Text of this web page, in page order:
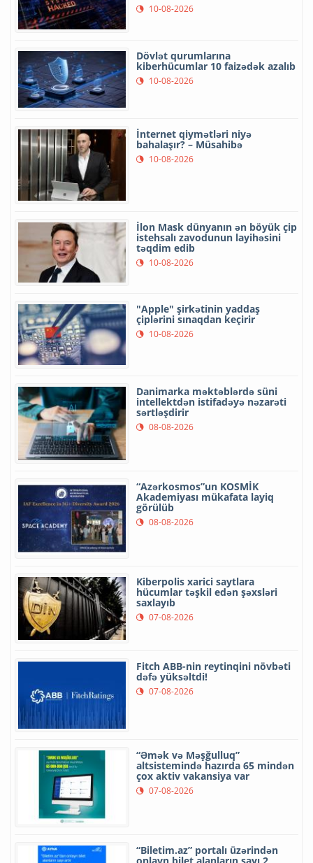
10-08-2026
Dövlət qurumlarına
kiberhücumlar 10 faizədək azalıb
10-08-2026
İnternet qiymətləri niyə
bahalaşır? – Müsahibə
10-08-2026
İlon Mask dünyanın ən böyük çip
istehsalı zavodunun layihəsini
təqdim edib
10-08-2026
"Apple" şirkətinin yaddaş
çiplərini sınaqdan keçirir
10-08-2026
Danimarka məktəblərdə süni
intellektdən istifadəyə nəzarəti
sərtləşdirir
08-08-2026
“Azərkosmos”un KOSMİK
Akademiyası mükafata layiq
görülüb
08-08-2026
Kiberpolis xarici saytlara
hücumlar təşkil edən şəxsləri
saxlayıb
07-08-2026
Fitch ABB-nin reytinqini növbəti
dəfə yüksəltdi!
07-08-2026
“Əmək və Məşğulluq”
altsistemində hazırda 65 mindən
çox aktiv vakansiya var
07-08-2026
“Biletim.az” portalı üzərindən